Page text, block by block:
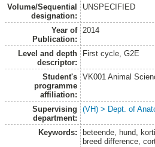
Volume/Sequential
designation:
UNSPECIFIED
Year of
Publication:
2014
Level and depth
descriptor:
First cycle, G2E
Student's
programme
affiliation:
VK001 Animal
Supervising
department:
(VH) > Dept. of
Keywords:
beteende, hund,
breed difference,